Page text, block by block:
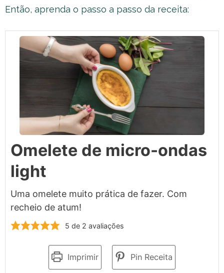
Então, aprenda o passo a passo da receita:
Omelete de micro-ondas
light
Uma omelete muito prática de fazer. Com
recheio de atum!
5 de 2 avaliações
Imprimir Pin Receita